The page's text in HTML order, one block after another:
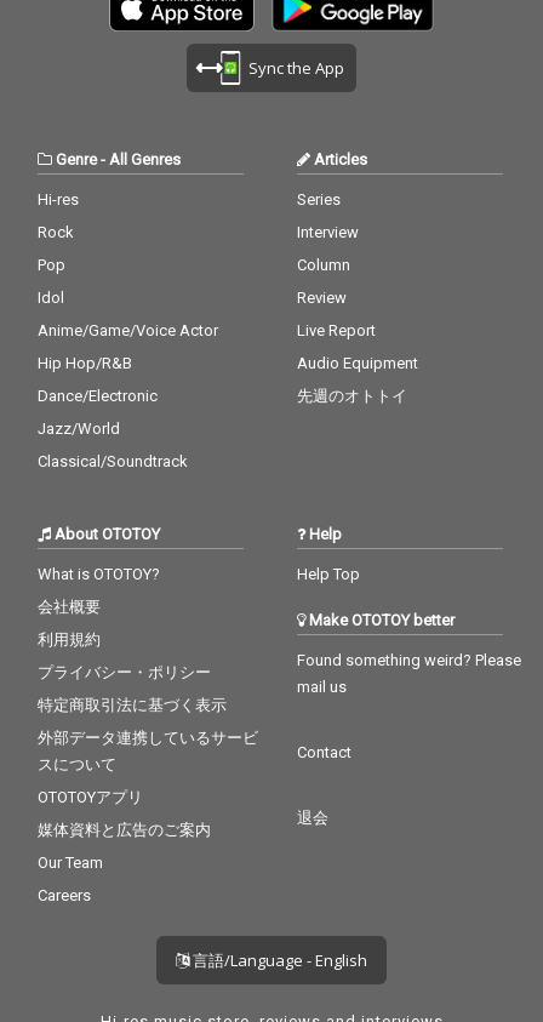
Sync the App
Genre- All Genres
Hi-res
Rock
Pop
Idol
Anime/Game/Voice Actor
Hip Hop/R&B
Dance/Electronic
Jazz/World
Classical/Soundtrack
Articles
Series
Interview
Column
Review
Live Report
Audio Equipment
先週のオトトイ
About OTOTOY
What is OTOTOY?
会社概要
利用規約
プライバシー・ポリシー
特定商取引法に基づく表示
外部データ連携しているサービ
スについて
OTOTOYアプリ
媒体資料と広告のご案内
Our Team
Careers
Help
Help Top
Make OTOTOY better
Found something weird? Please
mail us
Contact
退会
言語/Language - English